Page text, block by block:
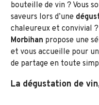
bouteille de vin ? Vous
saveurs lors d’une
chaleureux et convivial
Morbihan propose une
et vous accueille pour
de partage en toute
La dégustation de